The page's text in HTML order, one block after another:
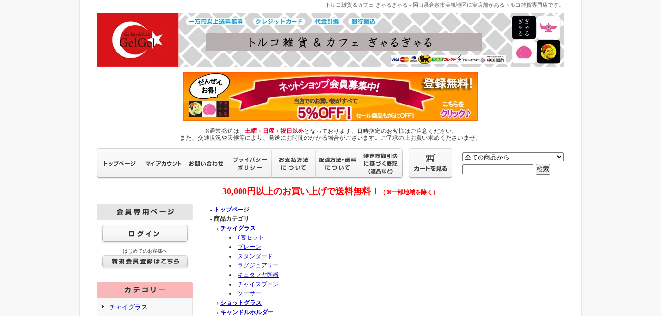
トルコ雑貨＆カフェ ぎゃるぎゃる - 岡山県倉敷市美観地区に実店舗があるトルコ雑貨専門店です。
※通常発送は、 土曜・日曜・祝日以外となっております。日時指定のお客様はご注意ください。
また、交通状況や天候等により、発送にお時間のかかる場合がございます。ご了承の上お買い求めくださいませ。
30,000円以上のお買い上げで送料無料！ （※一部地域を除く）
はじめてのお客様へ
チャイグラス
» トップページ
» 商品カテゴリ
› チャイグラス
6客セット
プレーン
スタンダード
ラグジュアリー
キュタフヤ陶器
チャイスプーン
ソーサー
› ショットグラス
› キャンドルホルダー